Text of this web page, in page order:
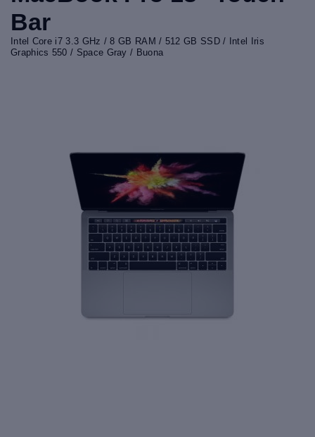
Bar
Intel Core i7 3.3 GHz / 8 GB RAM / 512 GB SSD / Intel Iris
Graphics 550 / Space Gray / Buona